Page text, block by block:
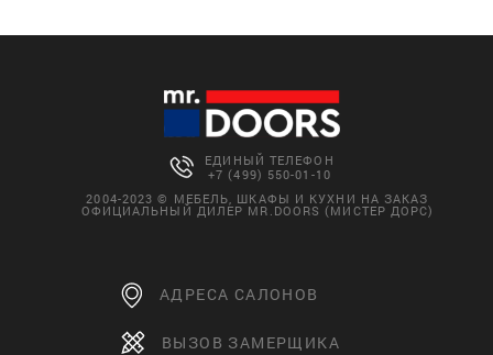
ЕДИНЫЙ ТЕЛЕФОН
+7 (499) 550-01-10
2004-2023 © МЕБЕЛЬ, ШКАФЫ И КУХНИ НА ЗАКАЗ
ОФИЦИАЛЬНЫЙ ДИЛЕР MR.DOORS (МИСТЕР ДОРС)
АДРЕСА САЛОНОВ
ВЫЗОВ ЗАМЕРЩИКА